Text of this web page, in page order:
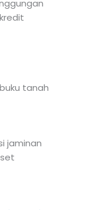
tanah
jaminan